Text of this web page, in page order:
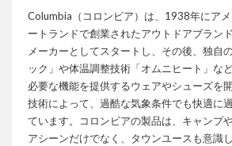
Columbia（コロンビア）は、1938年にア
ートランドで創業されたアウトドアブラン
メーカーとしてスタートし、その後、独自
ック」や体温調整技術「オムニヒート」な
必要な機能を提供するウェアやシューズを
技術によって、過酷な気象条件でも快適に
ています。コロンビアの製品は、キャンプ
アシーンだけでなく、タウンユースも意識